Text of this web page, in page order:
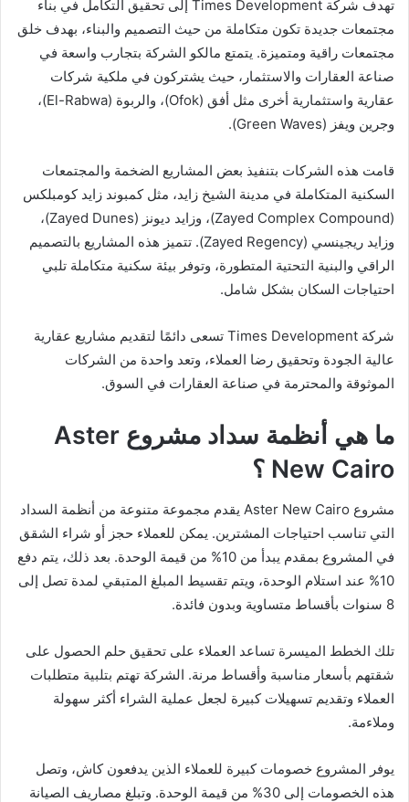
تهدف شركة Times Development إلى تحقيق التكامل في بناء
مجتمعات جديدة تكون متكاملة من حيث التصميم والبناء، بهدف خلق
مجتمعات راقية ومتميزة. يتمتع مالكو الشركة بتجارب واسعة في
صناعة العقارات والاستثمار، حيث يشتركون في ملكية شركات
عقارية واستثمارية أخرى مثل أفق (Ofok)، والربوة (El-Rabwa)،
وجرين ويفز (Green Waves).
قامت هذه الشركات بتنفيذ بعض المشاريع الضخمة والمجتمعات
السكنية المتكاملة في مدينة الشيخ زايد، مثل كمبوند زايد كومبلكس
(Zayed Complex Compound)، وزايد ديونز (Zayed Dunes)،
وزايد ريجينسي (Zayed Regency). تتميز هذه المشاريع بالتصميم
الراقي والبنية التحتية المتطورة، وتوفر بيئة سكنية متكاملة تلبي
احتياجات السكان بشكل شامل.
شركة Times Development تسعى دائمًا لتقديم مشاريع عقارية
عالية الجودة وتحقيق رضا العملاء، وتعد واحدة من الشركات
الموثوقة والمحترمة في صناعة العقارات في السوق.
ما هي أنظمة سداد مشروع Aster
New Cairo ؟
مشروع Aster New Cairo يقدم مجموعة متنوعة من أنظمة السداد
التي تناسب احتياجات المشترين. يمكن للعملاء حجز أو شراء الشقق
في المشروع بمقدم يبدأ من 10% من قيمة الوحدة. بعد ذلك، يتم دفع
10% عند استلام الوحدة، ويتم تقسيط المبلغ المتبقي لمدة تصل إلى
8 سنوات بأقساط متساوية وبدون فائدة.
تلك الخطط الميسرة تساعد العملاء على تحقيق حلم الحصول على
شقتهم بأسعار مناسبة وأقساط مرنة. الشركة تهتم بتلبية متطلبات
العملاء وتقديم تسهيلات كبيرة لجعل عملية الشراء أكثر سهولة
وملاءمة.
يوفر المشروع خصومات كبيرة للعملاء الذين يدفعون كاش، وتصل
هذه الخصومات إلى 30% من قيمة الوحدة. وتبلغ مصاريف الصيانة